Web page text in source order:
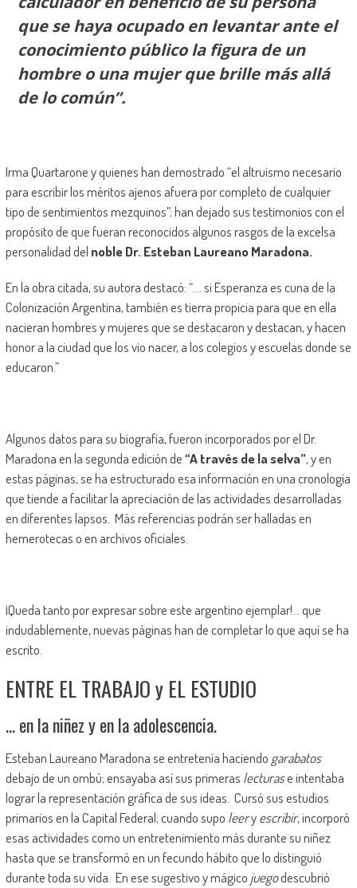
que se haya ocupado en levantar ante el
conocimiento público la figura de un
hombre o una mujer que brille más allá
de lo común”.
Irma Quartarone y quienes han demostrado “el altruismo necesario
para escribir los méritos ajenos afuera por completo de cualquier
tipo de sentimientos mezquinos”; han dejado sus testimonios con el
propósito de que fueran reconocidos algunos rasgos de la excelsa
personalidad del noble Dr. Esteban Laureano Maradona.
En la obra citada, su autora destacó: “…. si Esperanza es cuna de la
Colonización Argentina, también es tierra propicia para que en ella
nacieran hombres y mujeres que se destacaron y destacan, y hacen
honor a la ciudad que los vio nacer, a los colegios y escuelas donde se
educaron.”
Algunos datos para su biografía, fueron incorporados por el Dr.
Maradona en la segunda edición de“A través de la selva”, y en
estas páginas, se ha estructurado esa información en una cronología
que tiende a facilitar la apreciación de las actividades desarrolladas
en diferentes lapsos. Más referencias podrán ser halladas en
hemerotecas o en archivos oficiales.
¡Queda tanto por expresar sobre este argentino ejemplar!… que
indudablemente, nuevas páginas han de completar lo que aquí se ha
escrito.
ENTRE EL TRABAJO y EL ESTUDIO
… en la niñez y en la adolescencia.
Esteban Laureano Maradona se entretenía haciendo garabatos
debajo de un ombú; ensayaba así sus primeras lecturase intentaba
lograr la representación gráfica de sus ideas. Cursó sus estudios
primarios en la Capital Federal; cuando supo leeryescribir, incorporó
esas actividades como un entretenimiento más durante su niñez
hasta que se transformó en un fecundo hábito que lo distinguió
durante toda su vida. En ese sugestivo y mágico juegodescubrió